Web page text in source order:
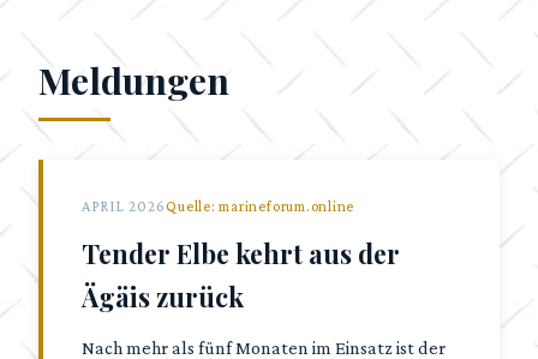
Meldungen
APRIL 2026 Quelle: marineforum.online
Tender Elbe kehrt aus der
Ägäis zurück
Nach mehr als fünf Monaten im Einsatz ist der